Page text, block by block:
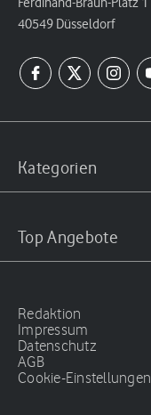
40549 Düsseldorf
Kategorien
Top Angebote
Redaktion
Impressum
Datenschutz
AGB
Cookie-Einstellungen